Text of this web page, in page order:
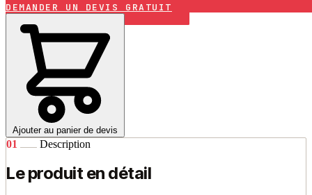
DEMANDER UN DEVIS GRATUIT
Ajouter au panier de devis
01 Description
Le produit en détail